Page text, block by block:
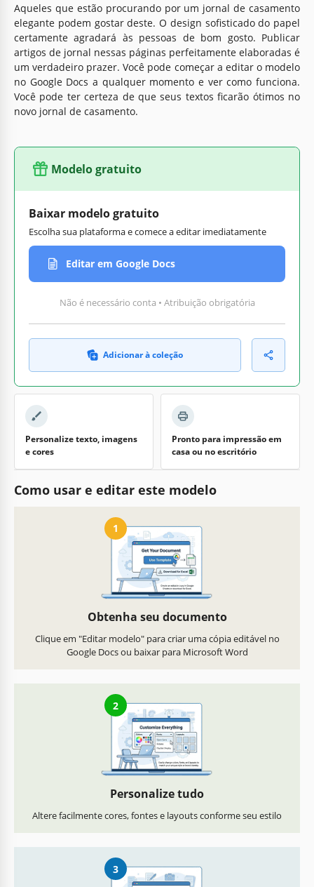
Aqueles que estão procurando por um jornal de casamento
elegante podem gostar deste. O design sofisticado do papel
certamente agradará às pessoas de bom gosto. Publicar
artigos de jornal nessas páginas perfeitamente elaboradas é
um verdadeiro prazer. Você pode começar a editar o modelo
no Google Docs a qualquer momento e ver como funciona.
Você pode ter certeza de que seus textos ficarão ótimos no
novo jornal de casamento.
Modelo gratuito
Baixar modelo gratuito
Escolha sua plataforma e comece a editar imediatamente
Editar em Google Docs
Não é necessário conta • Atribuição obrigatória
Adicionar à coleção
Personalize texto, imagens
e cores
Pronto para impressão em
casa ou no escritório
Como usar e editar este modelo
1
Obtenha seu documento
Clique em "Editar modelo" para criar uma cópia editável no
Google Docs ou baixar para Microsoft Word
2
Personalize tudo
Altere facilmente cores, fontes e layouts conforme seu estilo
3